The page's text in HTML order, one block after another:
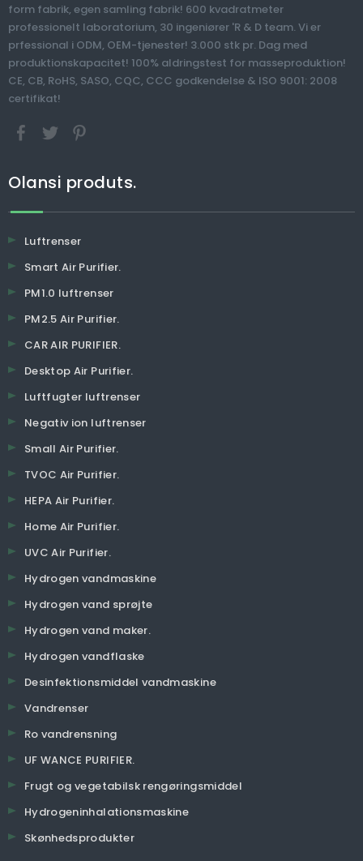
form fabrik, egen samling fabrik! 600 kvadratmeter
professionelt laboratorium, 30 ingeniører 'R & D team. Vi er
prfessional i ODM, OEM-tjenester! 3.000 stk pr. Dag med
produktionskapacitet! 100% aldringstest for masseproduktion!
CE, CB, RoHS, SASO, CQC, CCC godkendelse & ISO 9001: 2008
certifikat!
Olansi produts.
Luftrenser
Smart Air Purifier.
PM1.0 luftrenser
PM2.5 Air Purifier.
CAR AIR PURIFIER.
Desktop Air Purifier.
Luftfugter luftrenser
Negativ ion luftrenser
Small Air Purifier.
TVOC Air Purifier.
HEPA Air Purifier.
Home Air Purifier.
UVC Air Purifier.
Hydrogen vandmaskine
Hydrogen vand sprøjte
Hydrogen vand maker.
Hydrogen vandflaske
Desinfektionsmiddel vandmaskine
Vandrenser
Ro vandrensning
UF WANCE PURIFIER.
Frugt og vegetabilsk rengøringsmiddel
Hydrogeninhalationsmaskine
Skønhedsprodukter